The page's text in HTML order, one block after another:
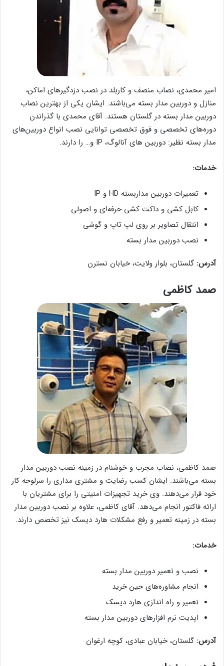
امیر محمدی، نصاب منصف و کاربلد در نصب دزدگیرهای اماکن،
منازل و دوربین مدار بسته می‌باشند. ایشان یکی از بهترین نصاب
دوربین مدار بسته در گلستان هستند. آقای محمدی با گذراندن
دوره‌های تخصصی و فوق تخصصی توانایی نصب انواع دوربین‌های
مدار بسته نظیر: دوربین های آنالوگ، IP و… را دارند.
خدمات:
تعمیرات دوربین مداربسته HD و IP
کابل کشی و داکت کشی حرفه‌ای و اصولی
انتقال تصاویر بر روی لپ تاپ و گوشی
نصب دوربین مدار بسته
آدرس: گلستان، بلوار ولایت، خیابان نسترن
صمد کاظمی
صمد کاظمی، نصاب‌ مجرب و خوشنام در زمینه نصب دوربین مدار
بسته می‌باشند. ایشان کسب رضایت و مشتری مداری را سرلوحه کار
خود قرار می‌دهند. وی خرید تجهیزات امنیتی را برای مشتریان با
ارائه فاکتور انجام می‌دهد. آقای کاظمی، علاوه بر نصب دوربین مدار
بسته در زمینه تعمیر و رفع مشکلات هارد دیسک نیز تخصص دارند.
خدمات:
نصب و تعمیر دوربین مدار بسته
انجام مشاوره‌های حین خرید
تعمیر و راه اندازی هارد دیسک
اپدیت نرم افزارهای دوربین مدار بسته
آدرس: گلستان، خیابان عبادی، کوچه ارغوان